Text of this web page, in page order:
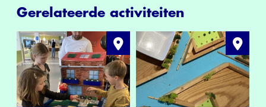
Gerelateerde activiteiten